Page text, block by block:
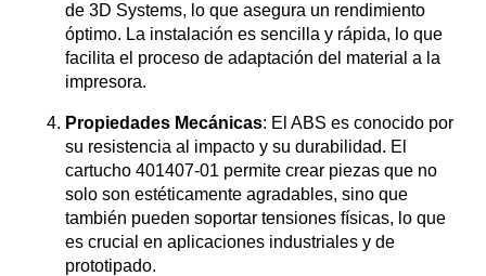
de 3D Systems, lo que asegura un rendimiento
óptimo. La instalación es sencilla y rápida, lo que
facilita el proceso de adaptación del material a la
impresora.
Propiedades Mecánicas: El ABS es conocido por
su resistencia al impacto y su durabilidad. El
cartucho 401407-01 permite crear piezas que no
solo son estéticamente agradables, sino que
también pueden soportar tensiones físicas, lo que
es crucial en aplicaciones industriales y de
prototipado.